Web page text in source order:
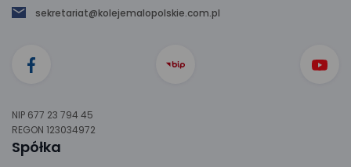
sekretariat@kolejemalopolskie.com.pl
NIP 677 23 794 45
REGON 123034972
Spółka